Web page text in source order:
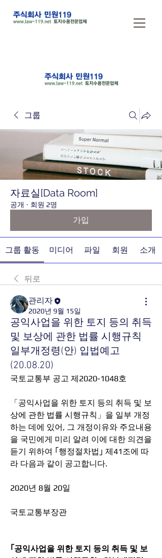
그룹
자료실[Data Room]
공개 · 회원 2명
가입
그룹 활동 미디어 파일 회원 소개
뒤로
관리자
2020년 9월 15일
공익사업을 위한 토지 등의 취득
및 보상에 관한 법률 시행규칙
일부개정령(안) 입법예고
(20.08.20)
국토교통부 공고 제2020-1048호
「공익사업을 위한 토지 등의 취득 및 보
상에 관한 법률 시행규칙」을 일부 개정
하는 데에 있어, 그 개정이유와 주요내용
을 국민에게 미리 알려 이에 대한 의견을
듣기 위하여 ｢행정절차법｣ 제41조에 따
라 다음과 같이 공고합니다.
2020년 8월 20일
국토교통부장관
｢공익사업을 위한 토지 등의 취득 및 보